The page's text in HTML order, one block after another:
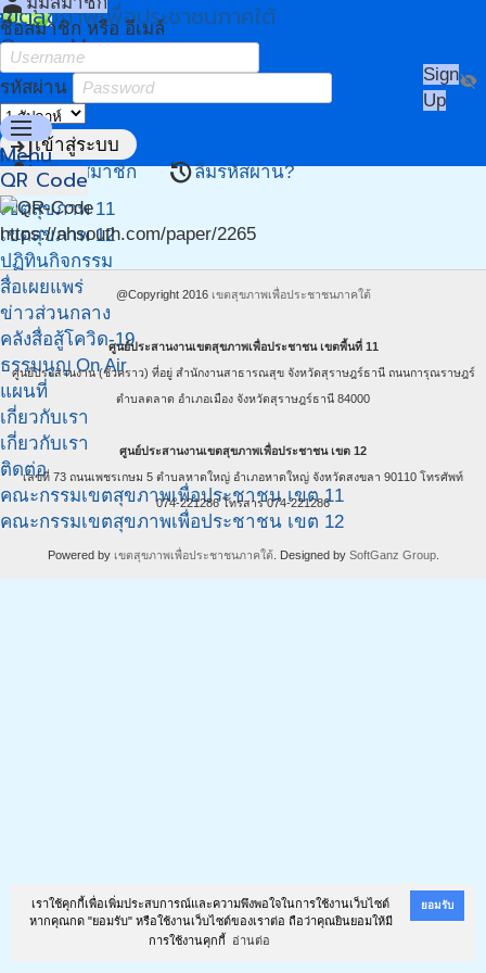
เราใช้คุกกี้เพื่อเพิ่มประสบการณ์และความพึงพอใจในการใช้งานเว็บไซต์
หากคุณกด "ยอมรับ" หรือใช้งานเว็บไซต์ของเราต่อ ถือว่าคุณยินยอมให้มี
การใช้งานคุกกี้
อ่านต่อ
ยอมรับ
เขตสุขภาพเพื่อประชาชนภาคใต้
Owner Menu
ชื่อสมาชิก หรือ อีเมล์
รหัสผ่าน visibility_off
loginเข้าสู่ระบบ
person_addสมัครสมาชิก restoreลืมรหัสผ่าน?
Sign
Up
menu
Menu
หน้าแรก
เขตสุขภาพ 11
เขตสุขภาพ 12
ปฏิทินกิจกรรม
สื่อเผยแพร่
ข่าวส่วนกลาง
คลังสื่อสู้โควิด-19
ธรรมนูญ On Air
แผนที่
เกี่ยวกับเรา
เกี่ยวกับเรา
ติดต่อ
คณะกรรมเขตสุขภาพเพื่อประชาชน เขต 11
คณะกรรมเขตสุขภาพเพื่อประชาชน เขต 12
QR Code
https://ahsouth.com/paper/2265
@Copyright 2016 เขตสุขภาพเพื่อประชาชนภาคใต้
ศูนย์ประสานงานเขตสุขภาพเพื่อประชาชน เขตพื้นที่ 11
ศูนย์ประสานงาน (ชั่วคราว) ที่อยู่ สำนักงานสาธารณสุข จังหวัดสุราษฎร์ธานี ถนนการุณราษฎร์
ตำบลตลาด อำเภอเมือง จังหวัดสุราษฎร์ธานี 84000
ศูนย์ประสานงานเขตสุขภาพเพื่อประชาชน เขต 12
เลขที่ 73 ถนนเพชรเกษม 5 ตำบลหาดใหญ่ อำเภอหาดใหญ่ จังหวัดสงขลา 90110 โทรศัพท์
074-221286 โทรสาร 074-221286
Powered by เขตสุขภาพเพื่อประชาชนภาคใต้. Designed by SoftGanz Group.